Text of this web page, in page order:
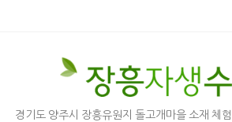
경기도 양주시 장흥유원지 돌고개마을 소재 체